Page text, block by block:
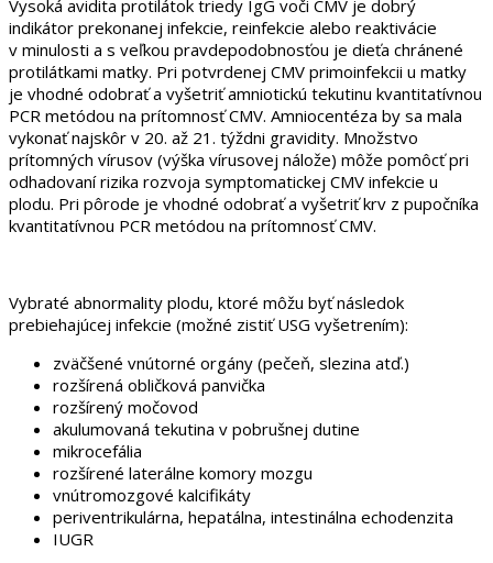
Vysoká avidita protilátok triedy IgG voči CMV je dobrý
indikátor prekonanej infekcie, reinfekcie alebo reaktivácie
v minulosti a s veľkou pravdepodobnosťou je dieťa chránené
protilátkami matky. Pri potvrdenej CMV primoinfekcii u matky
je vhodné odobrať a vyšetriť amniotickú tekutinu kvantitatívnou
PCR metódou na prítomnosť CMV. Amniocentéza by sa mala
vykonať najskôr v 20. až 21. týždni gravidity. Množstvo
prítomných vírusov (výška vírusovej nálože) môže pomôcť pri
odhadovaní rizika rozvoja symptomatickej CMV infekcie u
plodu. Pri pôrode je vhodné odobrať a vyšetriť krv z pupočníka
kvantitatívnou PCR metódou na prítomnosť CMV.
Vybraté abnormality plodu, ktoré môžu byť následok
prebiehajúcej infekcie (možné zistiť USG vyšetrením):
zväčšené vnútorné orgány (pečeň, slezina atď.)
rozšírená obličková panvička
rozšírený močovod
akulumovaná tekutina v pobrušnej dutine
mikrocefália
rozšírené laterálne komory mozgu
vnútromozgové kalcifikáty
periventrikulárna, hepatálna, intestinálna echodenzita
IUGR